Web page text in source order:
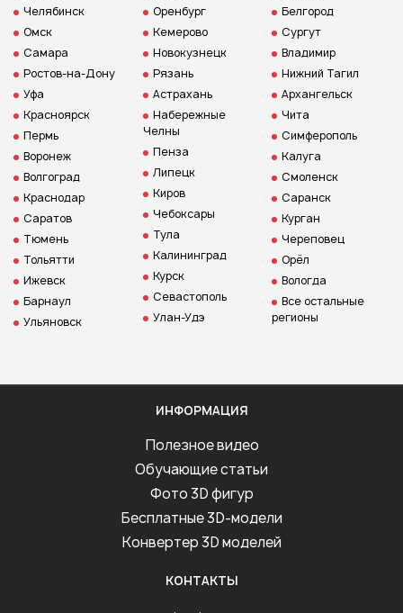
Челябинск
Омск
Самара
Ростов-на-Дону
Уфа
Красноярск
Пермь
Воронеж
Волгоград
Краснодар
Саратов
Тюмень
Тольятти
Ижевск
Барнаул
Ульяновск
Оренбург
Кемерово
Новокузнецк
Рязань
Астрахань
Набережные
Челны
Пенза
Липецк
Киров
Чебоксары
Тула
Калининград
Курск
Севастополь
Улан-Удэ
Белгород
Сургут
Владимир
Нижний Тагил
Архангельск
Чита
Симферополь
Калуга
Смоленск
Саранск
Курган
Череповец
Орёл
Вологда
Все остальные
регионы
ИНФОРМАЦИЯ
Полезное видео
Обучающие статьи
Фото 3D фигур
Бесплатные 3D-модели
Конвертер 3D моделей
КОНТАКТЫ